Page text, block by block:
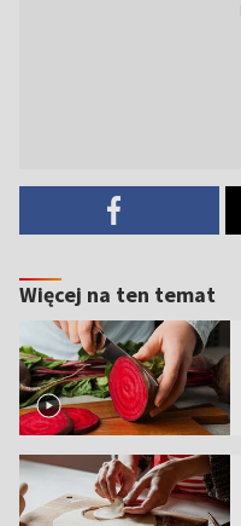
Więcej na ten temat